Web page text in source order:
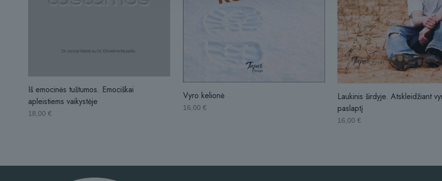
Iš emocinės tuštumos. Emociškai
apleistiems vaikystėje
18,00 €
Vyro kelionė
16,00 €
Laukinis širdyje. Atskleidžiant
paslaptį
16,00€